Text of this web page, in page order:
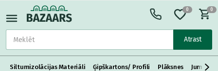
Atrast
0 0
Siltumizolācijas Materiāli Ģipškartons/ Profili Plāksnes Jumta